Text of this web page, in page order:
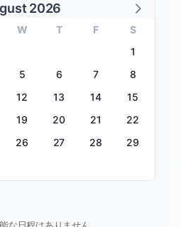
2026
W T F
S
1
5 6 7
8
12 13 14
15
19 20 21
22
26 27 28
29